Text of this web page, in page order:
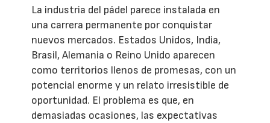
La industria del pádel parece instalada en
una carrera permanente por conquistar
nuevos mercados. Estados Unidos, India,
Brasil, Alemania o Reino Unido aparecen
como territorios llenos de promesas, con un
potencial enorme y un relato irresistible de
oportunidad. El problema es que, en
demasiadas ocasiones, las expectativas